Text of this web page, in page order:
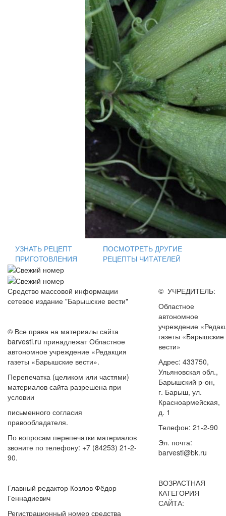
УЗНАТЬ РЕЦЕПТ
ПРИГОТОВЛЕНИЯ
ПОСМОТРЕТЬ ДРУГИЕ
РЕЦЕПТЫ ЧИТАТЕЛЕЙ
Средство массовой информации
сетевое издание "Барышские вести"
© Все права на материалы сайта
barvesti.ru принадлежат Областное
автономное учреждение «Редакция
газеты «Барышские вести».
Перепечатка (целиком или частями)
материалов сайта разрешена при
условии
письменного согласия
правообладателя.
По вопросам перепечатки материалов
звоните по телефону: +7 (84253) 21-2-
90.
Главный редактор Козлов Фёдор
Геннадиевич
Регистрационный номер средства
© УЧРЕДИТЕЛЬ:
Областное
автономное
учреждение
газеты «Барышские
вести»
Адрес: 433750,
Ульяновская обл.,
Барышский р-он,
г. Барыш, ул.
Красноармейская,
д. 1
Телефон: 21-2-90
Эл. почта:
barvesti@bk.ru
ВОЗРАСТНАЯ
КАТЕГОРИЯ
САЙТА: